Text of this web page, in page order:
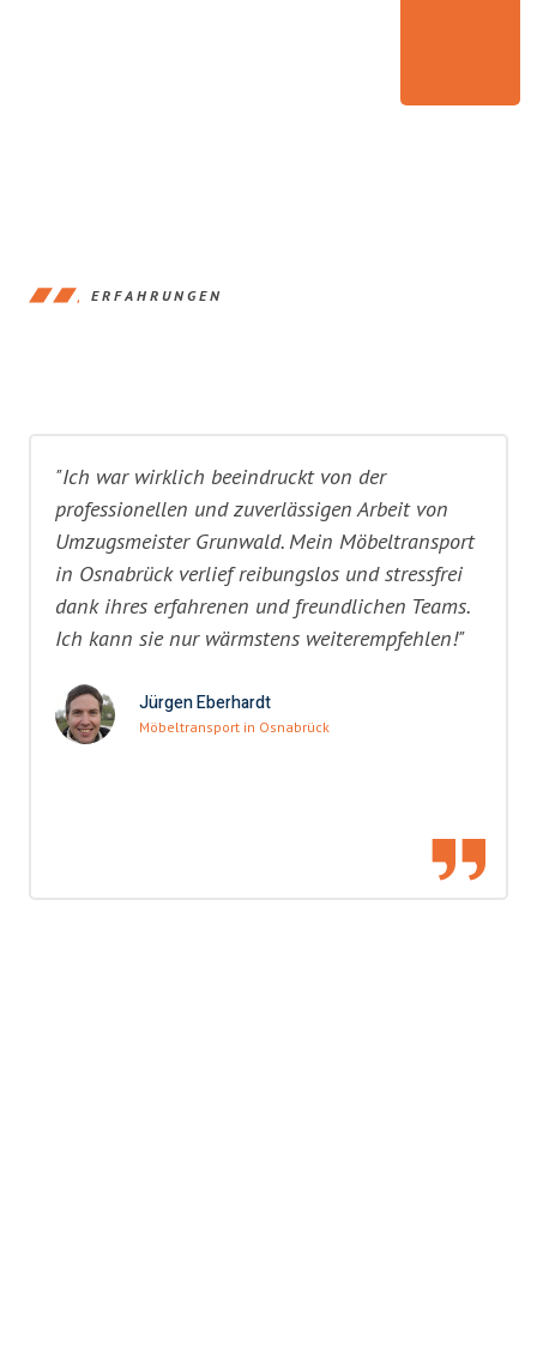
ERFAHRUNGEN
"Ich war wirklich beeindruckt von der
professionellen und zuverlässigen Arbeit von
Umzugsmeister Grunwald. Mein Möbeltransport
in Osnabrück verlief reibungslos und stressfrei
dank ihres erfahrenen und freundlichen Teams.
Ich kann sie nur wärmstens weiterempfehlen!"
Jürgen Eberhardt
Möbeltransport in Osnabrück